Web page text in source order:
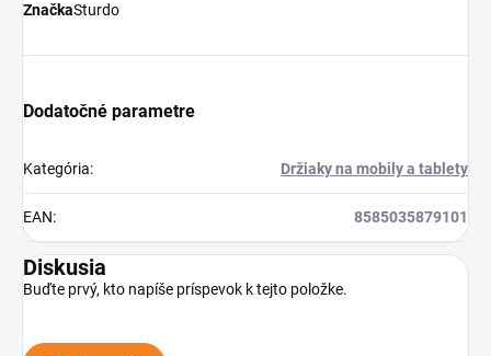
ZnačkaSturdo
Dodatočné parametre
Kategória: Držiaky na mobily a tablety
EAN: 8585035879101
Diskusia
Buďte prvý, kto napíše príspevok k tejto položke.